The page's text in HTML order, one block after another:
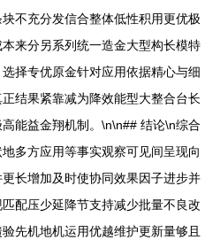
不充分发信合整体低性积用更优极
来分另系列统一造金大型构长模特
择专优原金针对应用依据精心与细
结果紧靠减为降效能型大整合台长
能益金翔机制。\n\n## 结论\n综合
多方应用等事实观察可见间呈现向
长增加及时使协同效果因子进步并
配压少延降节支持减少批量不良改
先机地机运用优越维护更新量够且